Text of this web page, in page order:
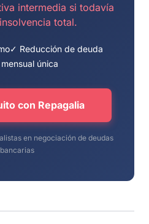
intermedia si todavía
total.
✓ Reducción de deuda
única
con Repagalia
en negociación de deudas